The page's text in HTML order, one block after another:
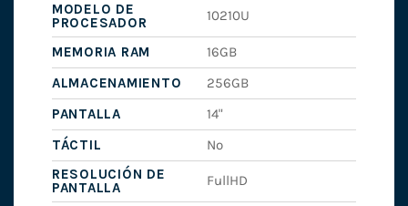
MODELO DE
PROCESADOR
10210U
MEMORIA RAM
16GB
ALMACENAMIENTO
256GB
PANTALLA
14"
TÁCTIL
No
RESOLUCIÓN DE
PANTALLA
FullHD